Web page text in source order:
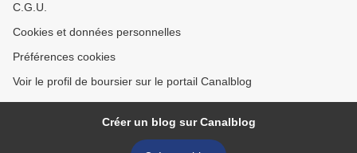
C.G.U.
Cookies et données personnelles
Préférences cookies
Voir le profil de boursier sur le portail Canalblog
Créer un blog sur Canalblog